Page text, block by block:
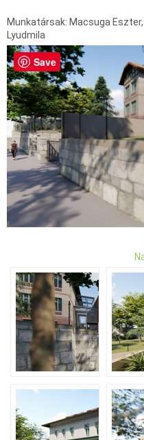
Munkatársak: Macsuga
Lyudmila
Save